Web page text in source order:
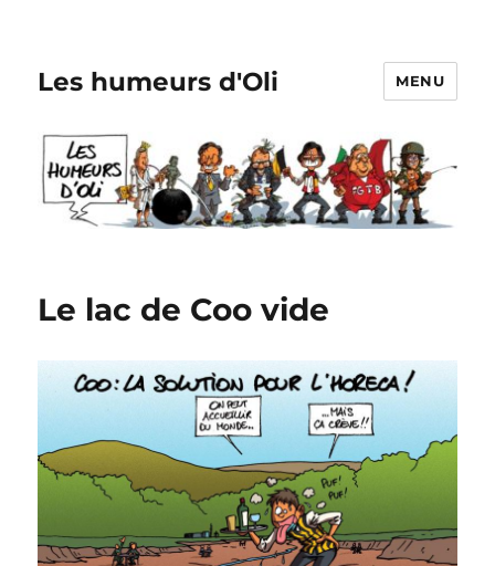
Les humeurs d'Oli MENU
Le lac de Coo vide